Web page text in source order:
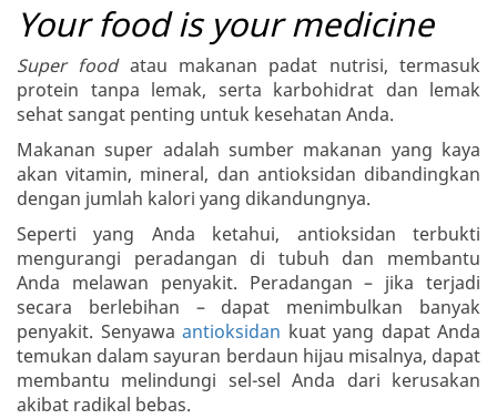
Your food is your medicine
Super foodatau makanan padat nutrisi, termasuk
protein tanpa lemak, serta karbohidrat dan lemak
sehat sangat penting untuk kesehatan Anda.
Makanan super adalah sumber makanan yang kaya
akan vitamin, mineral, dan antioksidan dibandingkan
dengan jumlah kalori yang dikandungnya.
Seperti yang Anda ketahui, antioksidan terbukti
mengurangi peradangan di tubuh dan membantu
Anda melawan penyakit. Peradangan – jika terjadi
secara berlebihan – dapat menimbulkan banyak
penyakit. Senyawa antioksidan kuat yang dapat Anda
temukan dalam sayuran berdaun hijau misalnya, dapat
membantu melindungi sel-sel Anda dari kerusakan
akibat radikal bebas.